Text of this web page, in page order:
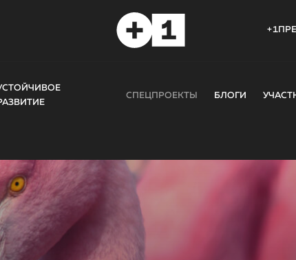
СПЕЦПРОЕКТЫ БЛОГИ